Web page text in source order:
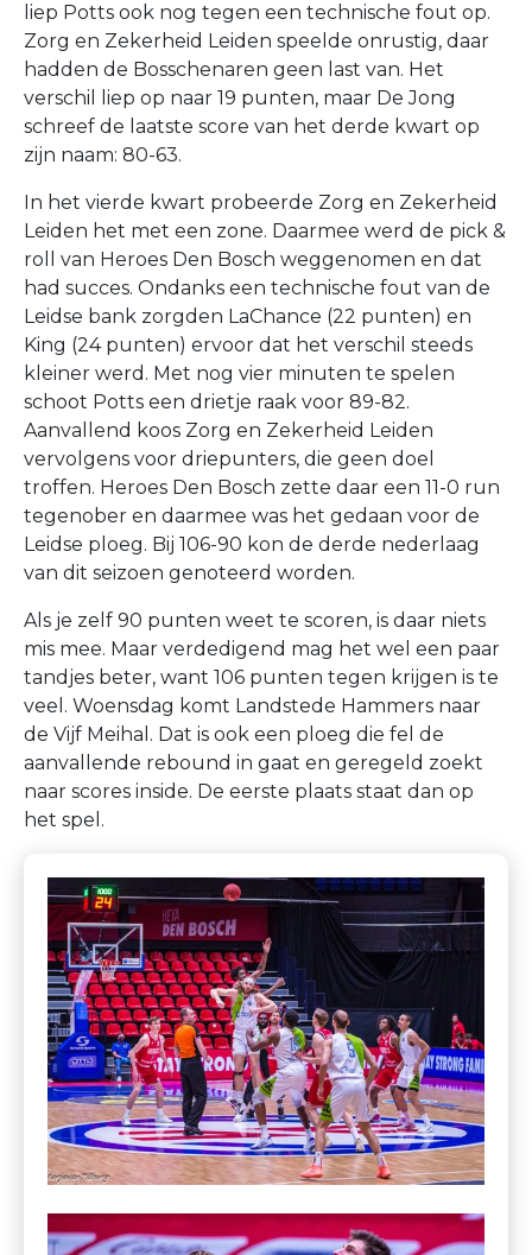
liep Potts ook nog tegen een technische fout op.
Zorg en Zekerheid Leiden speelde onrustig, daar
hadden de Bosschenaren geen last van. Het
verschil liep op naar 19 punten, maar De Jong
schreef de laatste score van het derde kwart op
zijn naam: 80-63.
In het vierde kwart probeerde Zorg en Zekerheid
Leiden het met een zone. Daarmee werd de pick &
roll van Heroes Den Bosch weggenomen en dat
had succes. Ondanks een technische fout van de
Leidse bank zorgden LaChance (22 punten) en
King (24 punten) ervoor dat het verschil steeds
kleiner werd. Met nog vier minuten te spelen
schoot Potts een drietje raak voor 89-82.
Aanvallend koos Zorg en Zekerheid Leiden
vervolgens voor driepunters, die geen doel
troffen. Heroes Den Bosch zette daar een 11-0 run
tegenober en daarmee was het gedaan voor de
Leidse ploeg. Bij 106-90 kon de derde nederlaag
van dit seizoen genoteerd worden.
Als je zelf 90 punten weet te scoren, is daar niets
mis mee. Maar verdedigend mag het wel een paar
tandjes beter, want 106 punten tegen krijgen is te
veel. Woensdag komt Landstede Hammers naar
de Vijf Meihal. Dat is ook een ploeg die fel de
aanvallende rebound in gaat en geregeld zoekt
naar scores inside. De eerste plaats staat dan op
het spel.